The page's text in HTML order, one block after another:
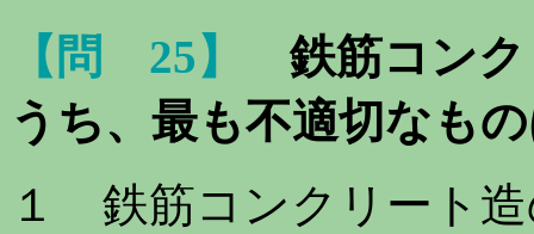
【問 25】
鉄筋コン
うち、最も不適切なも
１ 鉄筋コンクリート